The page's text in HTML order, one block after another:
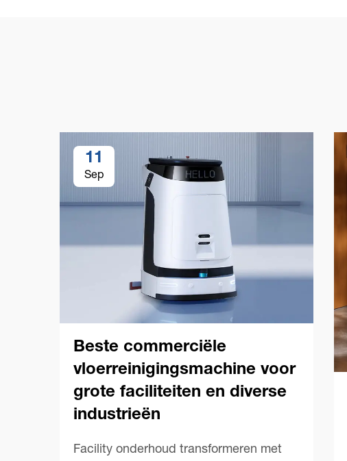
11
Sep
Beste commerciële
vloerreinigingsmachine voor
grote faciliteiten en diverse
industrieën
Facility onderhoud transformeren met